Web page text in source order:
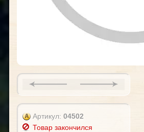
Артикул: 04502
Товар закончился